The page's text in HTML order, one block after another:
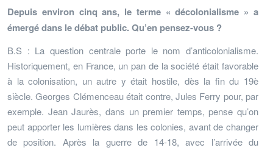
Depuis environ cinq ans, le terme « décolonialisme » a
émergé dans le débat public. Qu’en pensez-vous ?
B.S : La question centrale porte le nom d’anticolonialisme.
Historiquement, en France, un pan de la société était favorable
à la colonisation, un autre y était hostile, dès la fin du 19è
siècle. Georges Clémenceau était contre, Jules Ferry pour, par
exemple. Jean Jaurès, dans un premier temps, pense qu’on
peut apporter les lumières dans les colonies, avant de changer
de position. Après la guerre de 14-18, avec l’arrivée du